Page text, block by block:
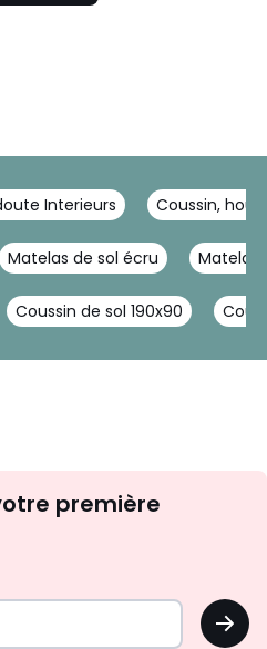
Interieurs Coussin,
Matelas de sol écru Matelas
Coussin de sol 190x90
d'inspirations
surprises?
première
OK